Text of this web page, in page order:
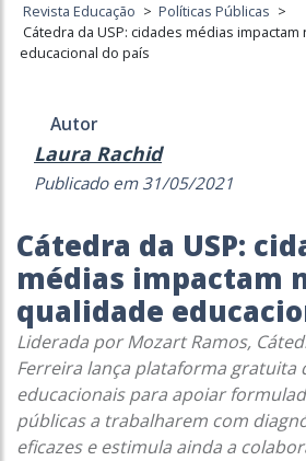
Revista Educação > Políticas Públicas >
Cátedra da USP: cidades médias impactam
educacional do país
Autor
Laura Rachid
Publicado em 31/05/2021
Cátedra da USP:
médias impactam
qualidade
Liderada por Mozart Ramos,
Ferreira lança plataforma gratuita
educacionais para apoiar
públicas a trabalharem com
eficazes e estimula ainda a